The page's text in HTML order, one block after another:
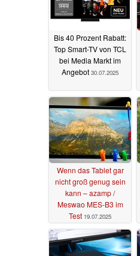
Bis 40 Prozent Rabatt:
Top Smart-TV von TCL
bei Media Markt im
Angebot 30.07.2025
Wenn das Tablet gar
nicht groß genug sein
kann – azamp /
Meswao MES-B3 im
Test 19.07.2025